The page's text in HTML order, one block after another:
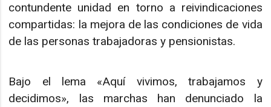
contundente unidad en torno a reivindicaciones
compartidas: la mejora de las condiciones de vida
de las personas trabajadoras y pensionistas.
Bajo el lema «Aquí vivimos, trabajamos y
decidimos», las marchas han denunciado la